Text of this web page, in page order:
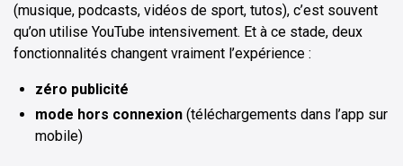
(musique, podcasts, vidéos de sport, tutos), c’est souvent
qu’on utilise YouTube intensivement. Et à ce stade, deux
fonctionnalités changent vraiment l’expérience :
zéro publicité
mode hors connexion (téléchargements dans l’app sur
mobile)